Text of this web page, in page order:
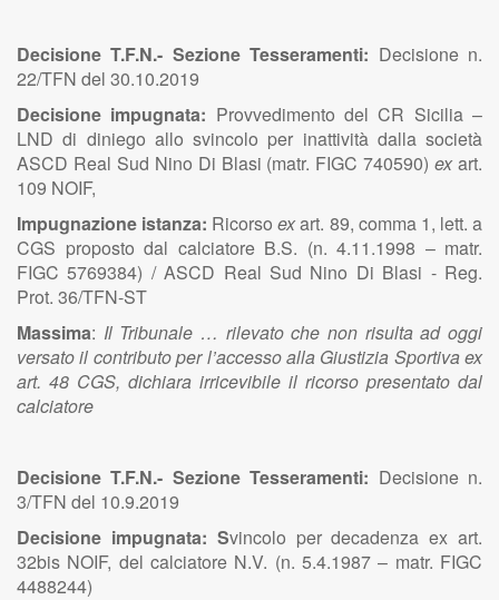
Decisione T.F.N.- Sezione Tesseramenti: Decisione n.
22/TFN del 30.10.2019
Decisione impugnata: Provvedimento del CR Sicilia –
LND di diniego allo svincolo per inattività dalla società
ASCD Real Sud Nino Di Blasi (matr. FIGC 740590)exart.
109 NOIF,
Impugnazione istanza: Ricorsoexart. 89, comma 1, lett. a
CGS proposto dal calciatore B.S. (n. 4.11.1998 – matr.
FIGC 5769384) / ASCD Real Sud Nino Di Blasi - Reg.
Prot. 36/TFN-ST
Massima: Il Tribunale … rilevato che non risulta ad oggi
versato il contributo per l’accesso alla Giustizia Sportiva ex
art. 48 CGS, dichiara irricevibile il ricorso presentato dal
calciatore
Decisione T.F.N.- Sezione Tesseramenti: Decisione n.
3/TFN del 10.9.2019
Decisione impugnata: Svincolo per decadenza ex art.
32bis NOIF, del calciatore N.V. (n. 5.4.1987 – matr. FIGC
4488244)